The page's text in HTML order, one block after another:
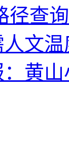
径查
文温
黄